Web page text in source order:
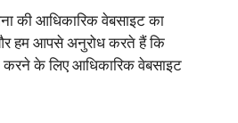
की आधिकारिक वेबसाइट का
हम आपसे अनुरोध करते हैं कि
करने के लिए आधिकारिक वेबसाइट